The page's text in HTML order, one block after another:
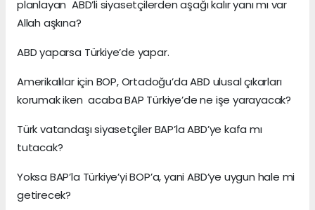
planlayan ABD’li siyasetçilerden aşağı kalır yanı mı var
Allah aşkına?
ABD yaparsa Türkiye’de yapar.
Amerikalılar için BOP, Ortadoğu’da ABD ulusal çıkarları
korumak iken acaba BAP Türkiye’de ne işe yarayacak?
Türk vatandaşı siyasetçiler BAP’la ABD’ye kafa mı
tutacak?
Yoksa BAP’la Türkiye’yi BOP’a, yani ABD’ye uygun hale mi
getirecek?